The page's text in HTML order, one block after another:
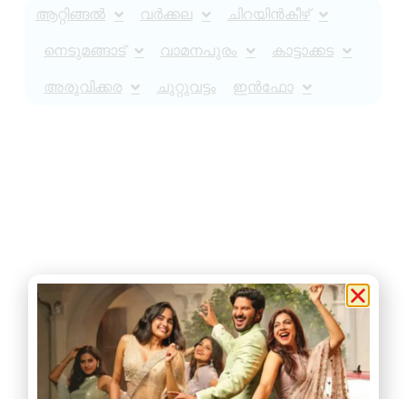
ആറ്റിങ്ങൽ വർക്കല ചിറയിൻകീഴ്
നെടുമങ്ങാട് വാമനപുരം കാട്ടാക്കട
അരുവിക്കര ചുറ്റുവട്ടം ഇൻഫോ